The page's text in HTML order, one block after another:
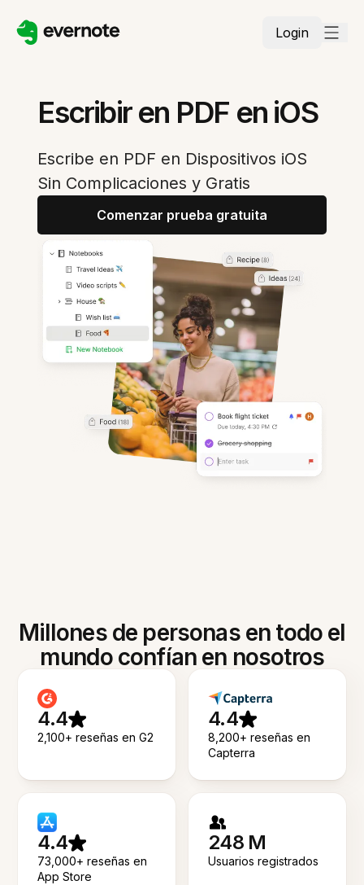
Login
Escribir en PDF en iOS
Escribe en PDF en Dispositivos iOS
Sin Complicaciones y Gratis
Comenzar prueba gratuita
Millones de personas en todo el
mundo confían en nosotros
4.4
2,100+ reseñas en G2
4.4
8,200+ reseñas en
Capterra
4.4
73,000+ reseñas en
App Store
248 M
Usuarios registrados